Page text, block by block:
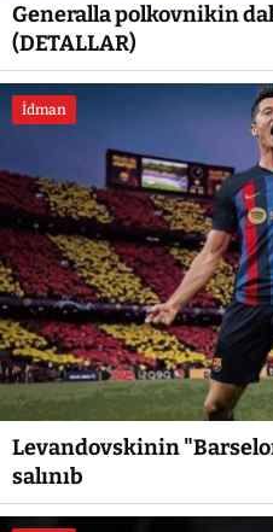
Generalla polkovnikin
(DETALLAR)
İdman
Levandovskinin
salınıb